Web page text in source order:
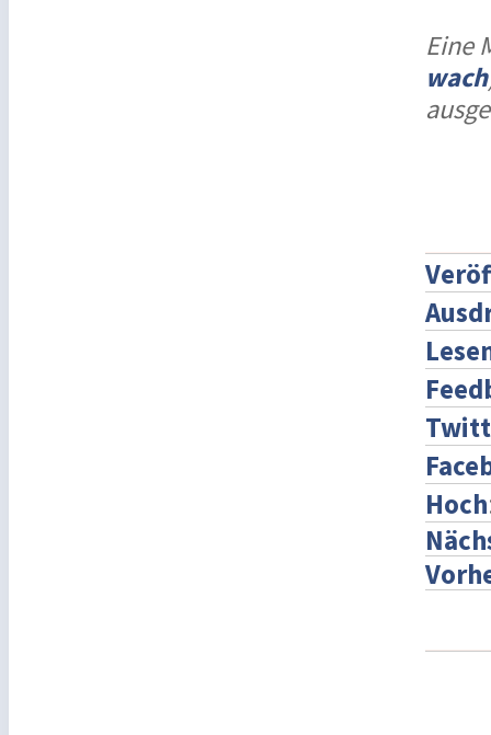
Eine
wach
Hoch